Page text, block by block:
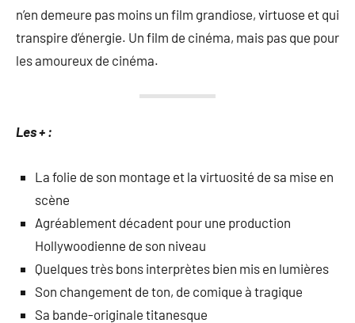
n’en demeure pas moins un film grandiose, virtuose et qui
transpire d’énergie. Un film de cinéma, mais pas que pour
les amoureux de cinéma.
Les + :
La folie de son montage et la virtuosité de sa mise en
scène
Agréablement décadent pour une production
Hollywoodienne de son niveau
Quelques très bons interprètes bien mis en lumières
Son changement de ton, de comique à tragique
Sa bande-originale titanesque